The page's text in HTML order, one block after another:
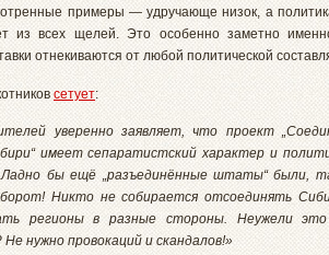
примеры — удручающе низок, а
из всех щелей. Это особенно заметно
отнекиваются от любой политической
сетует:
уверенно заявляет, что проект
имеет сепаратистский характер и
бы ещё „разъединённые штаты“ были,
Никто не собирается отсоединять
регионы в разные стороны. Неужели
Не нужно провокаций и скандалов!»